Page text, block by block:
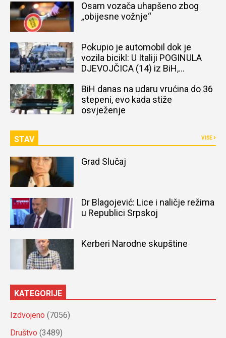
Osam vozača uhapšeno zbog
„obijesne vožnje“
Pokupio je automobil dok je
vozila bicikl: U Italiji POGINULA
DJEVOJČICA (14) iz BiH,
BiH danas na udaru vrućina do 36
stepeni, evo kada stiže
osvježenje
STAV VIŠE
Grad Slučaj
Dr Blagojević: Lice i naličje režima
u Republici Srpskoj
Kerberi Narodne skupštine
KATEGORIJE
Izdvojeno (7056)
Društvo (3489)